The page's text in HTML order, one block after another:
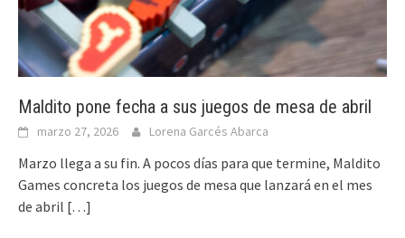
Maldito pone fecha a sus juegos de mesa de abril
marzo 27, 2026 Lorena Garcés Abarca
Marzo llega a su fin. A pocos días para que termine, Maldito
Games concreta los juegos de mesa que lanzará en el mes
de abril […]